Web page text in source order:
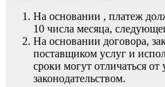
На основании , платеж
10 числа месяца,
На основании договора,
поставщиком услуг и
сроки могут отличаться
законодательством.